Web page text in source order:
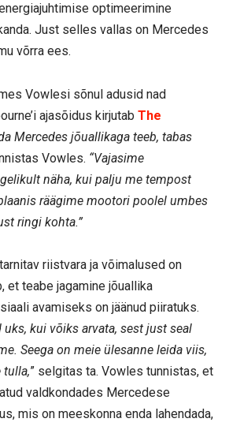
optimeerimine
Just selles vallas on Mercedes
võrra ees.
Vowlesi sõnul adusid nad
ajasõidus kirjutab The
Mercedes jõuallikaga teeb, tabas
Vowles. “Vajasime
näha, kui palju me tempost
räägime mootori poolel umbes
ringi kohta.”
riistvara ja võimalused on
et teabe jagamine jõuallika
avamiseks on jäänud piiratuks.
uks, kui võiks arvata, sest just seal
Seega on meie ülesanne leida viis,
tulla,” selgitas ta. Vowles tunnistas, et
valdkondades Mercedese
mis on meeskonna enda lahendada,